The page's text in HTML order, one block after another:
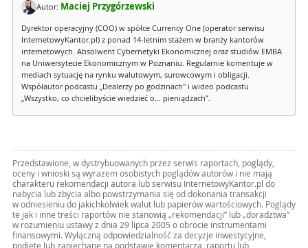
Autor: Maciej Przygórzewski
Dyrektor operacyjny (COO) w spółce Currency One (operator serwisu
InternetowyKantor.pl) z ponad 14-letnim stażem w branży kantorów
internetowych. Absolwent Cybernetyki Ekonomicznej oraz studiów EMBA
na Uniwersytecie Ekonomicznym w Poznaniu. Regularnie komentuje w
mediach sytuację na rynku walutowym, surowcowym i obligacji.
Współautor podcastu „Dealerzy po godzinach" i wideo podcastu
„Wszystko, co chcielibyście wiedzieć o... pieniądzach”.
Przedstawione, w dystrybuowanych przez serwis raportach, poglądy,
oceny i wnioski są wyrazem osobistych poglądów autorów i nie mają
charakteru rekomendacji autora lub serwisu InternetowyKantor.pl do
nabycia lub zbycia albo powstrzymania się od dokonania transakcji
w odniesieniu do jakichkolwiek walut lub papierów wartościowych. Poglądy
te jak i inne treści raportów nie stanowią „rekomendacji” lub „doradztwa”
w rozumieniu ustawy z dnia 29 lipca 2005 o obrocie instrumentami
finansowymi. Wyłączną odpowiedzialność za decyzje inwestycyjne,
podjęte lub zaniechane na podstawie komentarza, raportu lub